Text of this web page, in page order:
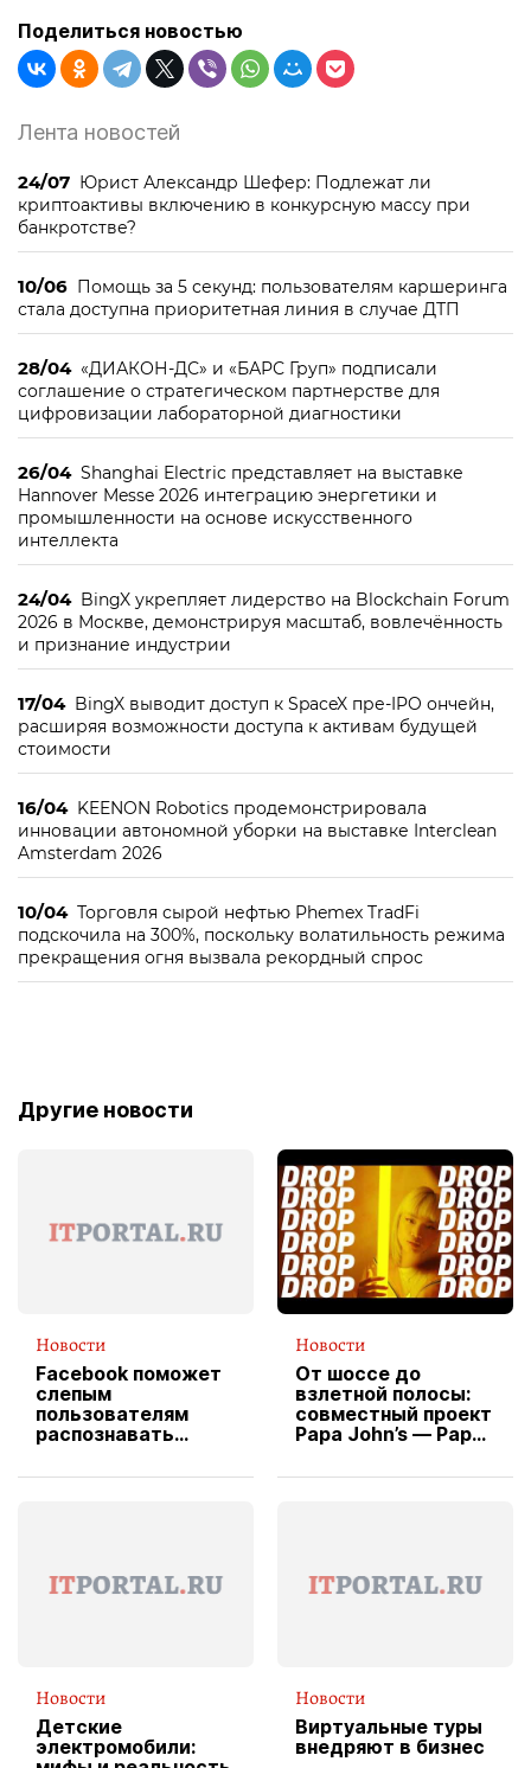
Поделиться новостью
Лента новостей
24/07 Юрист Александр Шефер: Подлежат ли
криптоактивы включению в конкурсную массу при
банкротстве?
10/06 Помощь за 5 секунд: пользователям каршеринга
стала доступна приоритетная линия в случае ДТП
28/04 «ДИАКОН-ДС» и «БАРС Груп» подписали
соглашение о стратегическом партнерстве для
цифровизации лабораторной диагностики
26/04 Shanghai Electric представляет на выставке
Hannover Messe 2026 интеграцию энергетики и
промышленности на основе искусственного
интеллекта
24/04 BingX укрепляет лидерство на Blockchain Forum
2026 в Москве, демонстрируя масштаб, вовлечённость
и признание индустрии
17/04 BingX выводит доступ к SpaceX пре-IPO ончейн,
расширяя возможности доступа к активам будущей
стоимости
16/04 KEENON Robotics продемонстрировала
инновации автономной уборки на выставке Interclean
Amsterdam 2026
10/04 Торговля сырой нефтью Phemex TradFi
подскочила на 300%, поскольку волатильность режима
прекращения огня вызвала рекордный спрос
Другие новости
Новости
Facebook поможет
слепым
пользователям
распознавать
Новости
От шоссе до
взлетной полосы:
совместный проект
Papa John’s — Papa
вводит
Новости
Детские
электромобили:
Новости
Виртуальные туры
внедряют в бизнес